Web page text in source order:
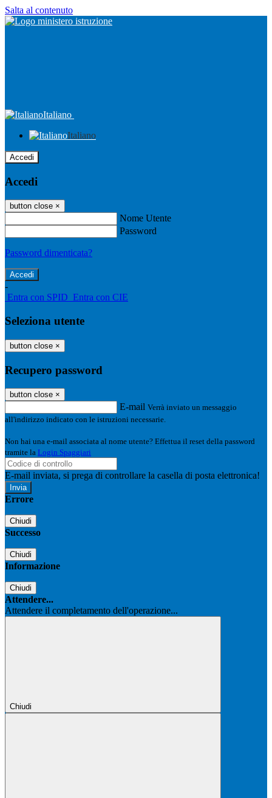
Salta al contenuto
Italiano
Italiano
Accedi
Accedi
button close ×
Nome Utente
Password
Password dimenticata?
-
Entra con SPID Entra con CIE
Seleziona utente
button close ×
Recupero password
button close ×
E-mail Verrà inviato un messaggio
all'indirizzo indicato con le istruzioni necessarie.
Non hai una e-mail associata al nome utente? Effettua il reset della password
tramite la Login Spaggiari
E-mail inviata, si prega di controllare la casella di posta elettronica!
Errore
Chiudi
Successo
Chiudi
Informazione
Chiudi
Attendere...
Attendere il completamento dell'operazione...
Chiudi